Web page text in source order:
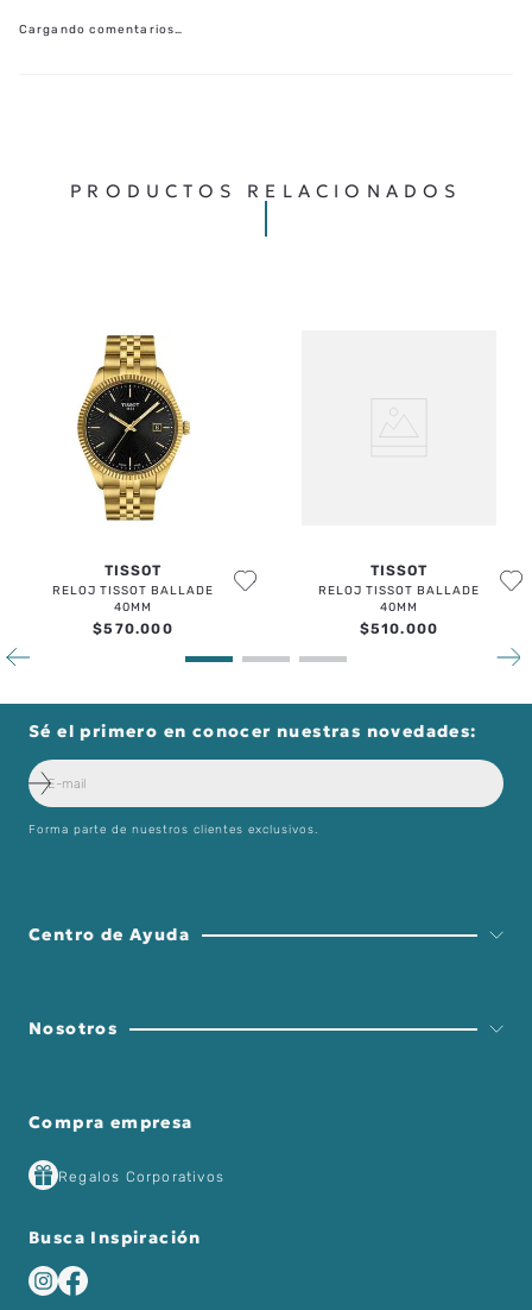
Cargando comentarios…
PRODUCTOS RELACIONADOS
TISSOT
RELOJ TISSOT BALLADE
40MM
$570.000
TISSOT
RELOJ TISSOT BALLADE
40MM
$510.000
Sé el primero en conocer nuestras novedades:
Forma parte de nuestros clientes exclusivos.
Centro de Ayuda
Nosotros
Compra empresa
Regalos Corporativos
Busca Inspiración